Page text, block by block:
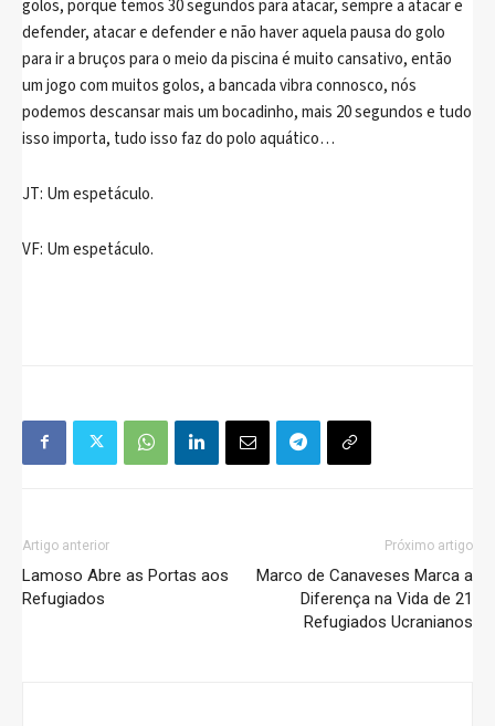
golos, porque temos 30 segundos para atacar, sempre a atacar e
defender, atacar e defender e não haver aquela pausa do golo
para ir a bruços para o meio da piscina é muito cansativo, então
um jogo com muitos golos, a bancada vibra connosco, nós
podemos descansar mais um bocadinho, mais 20 segundos e tudo
isso importa, tudo isso faz do polo aquático…
JT: Um espetáculo.
VF: Um espetáculo.
Artigo anterior
Lamoso Abre as Portas aos
Refugiados
Próximo artigo
Marco de Canaveses Marca a
Diferença na Vida de 21
Refugiados Ucranianos